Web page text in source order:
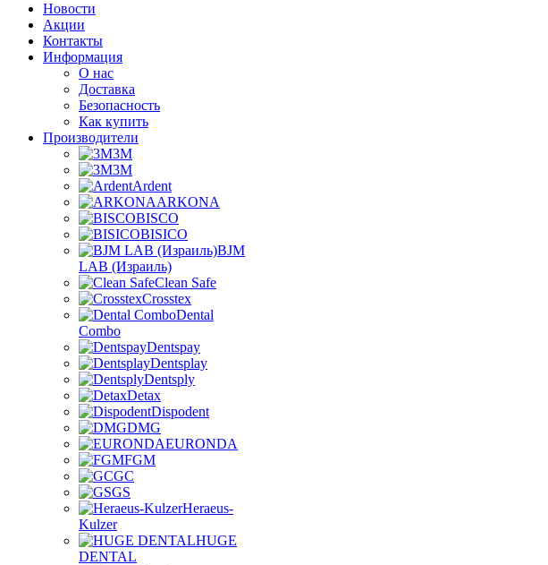
Новости
Акции
Контакты
Информация
О нас
Доставка
Безопасность
Как купить
Производители
3M
3М
Ardent
ARKONA
BISCO
BISICO
BJM
LAB (Израиль)
Clean Safe
Crosstex
Dental
Combo
Dentspay
Dentsplay
Dentsply
Detax
Dispodent
DMG
EURONDA
FGM
GC
GS
Heraeus-
Kulzer
HUGE
DENTAL